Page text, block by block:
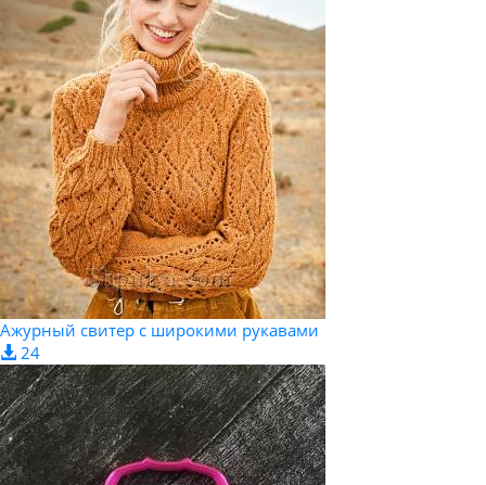
Ажурный свитер с широкими рукавами
24